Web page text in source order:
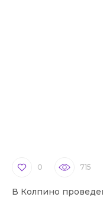
0 715
В Колпино